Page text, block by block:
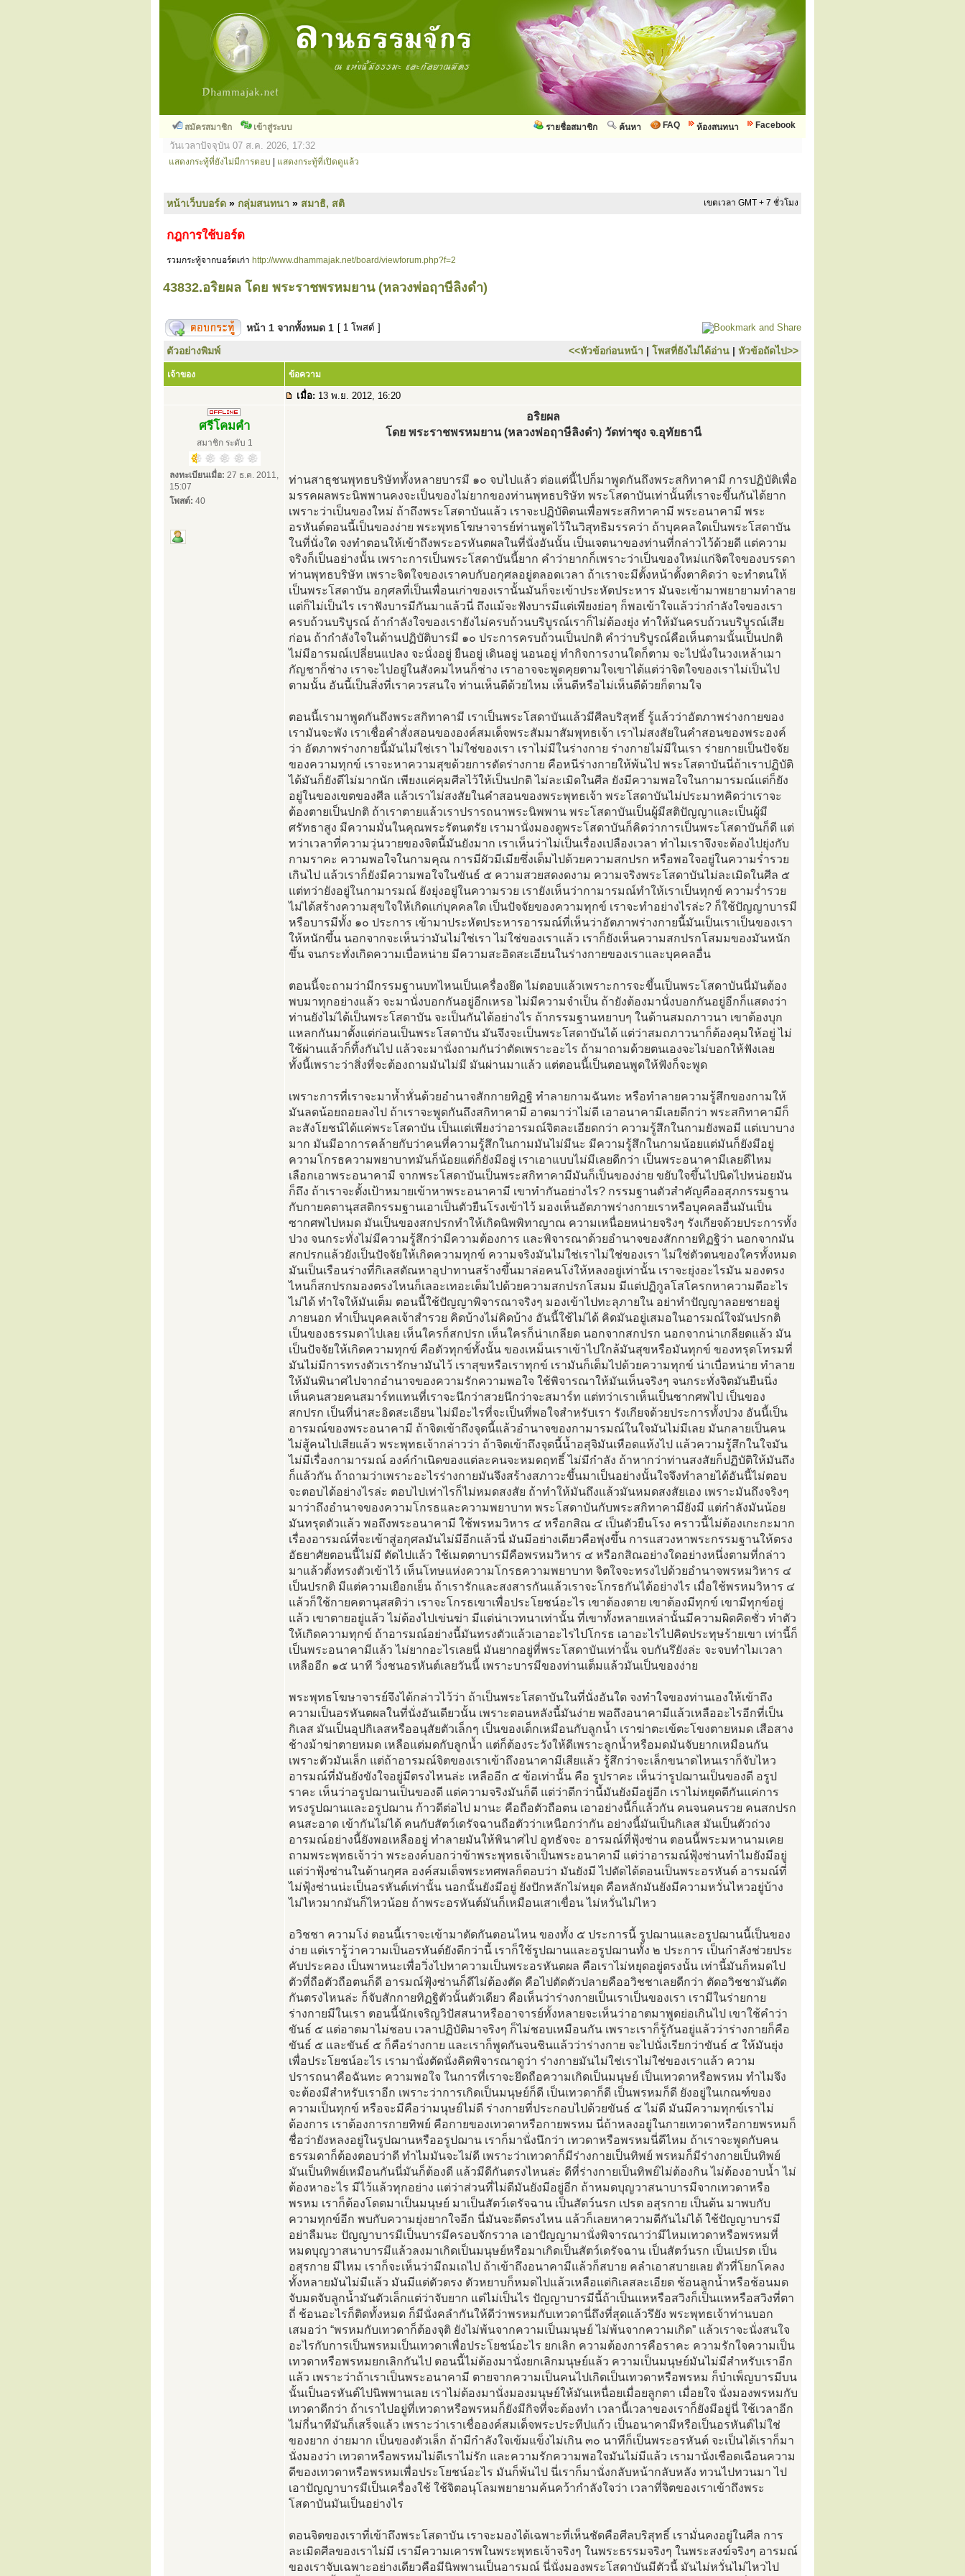
สมัครสมาชิก เข้าสู่ระบบ Facebook
ห้องสนทนา
FAQ
ค้นหา
รายชื่อสมาชิก
วันเวลาปัจจุบัน 07 ส.ค. 2026, 17:32
แสดงกระทู้ที่ยังไม่มีการตอบ แสดงกระทู้ที่เปิดดูแล้ว
หน้าเว็บบอร์ด » กลุ่มสนทนา » สมาธิ, สติ เขตเวลา GMT + 7 ชั่วโมง
กฎการใช้บอร์ด
รวมกระทู้จากบอร์ดเก่า http://www.dhammajak.net/board/viewforum.php?f=2
43832.อริยผล โดย พระราชพรหมยาน (หลวงพ่อฤาษีลิงดำ)
หน้า 1 จากทั้งหมด 1 [ 1 โพสต์ ]
ตัวอย่างพิมพ์ <<หัวข้อก่อนหน้า | โพสที่ยังไม่ได้อ่าน | หัวข้อถัดไป>>
เจ้าของ ข้อความ
เมื่อ: 13 พ.ย. 2012, 16:20
ศรีโคมคำ
สมาชิก ระดับ 1
ลงทะเบียนเมื่อ: 27 ธ.ค. 2011,
15:07
โพสต์: 40
อริยผล
โดย พระราชพรหมยาน (หลวงพ่อฤาษีลิงดำ) วัดท่าซุง จ.อุทัยธานี
ท่านสาธุชนพุทธบริษัททั้งหลายบารมี ๑๐ จบไปแล้ว ต่อแต่นี้ไปก็มาพูดกันถึงพระสกิทาคามี การปฏิบัติเพื่อ
มรรคผลพระนิพพานคงจะเป็นของไม่ยากของท่านพุทธบริษัท พระโสดาบันเท่านั้นที่เราจะขึ้นกันได้ยาก
เพราะว่าเป็นของใหม่ ถ้าถึงพระโสดาบันแล้ว เราจะปฏิบัติตนเพื่อพระสกิทาคามี พระอนาคามี พระ
อรหันต์ตอนนี้เป็นของง่าย พระพุทธโฆษาจารย์ท่านพูดไว้ในวิสุทธิมรรคว่า ถ้าบุคคลใดเป็นพระโสดาบัน
ในที่นั่งใด จงทำตอนให้เข้าถึงพระอรหันตผลในที่นั่งอันนั้น เป็นเจตนาของท่านที่กล่าวไว้ด้วยดี แต่ความ
จริงก็เป็นอย่างนั้น เพราะการเป็นพระโสดาบันนี้ยาก คำว่ายากก็เพราะว่าเป็นของใหม่แก่จิตใจของบรรดา
ท่านพุทธบริษัท เพราะจิตใจของเราคบกับอกุศลอยู่ตลอดเวลา ถ้าเราจะมีตั้งหน้าตั้งตาคิดว่า จะทำตนให้
เป็นพระโสดาบัน อกุศลที่เป็นเพื่อนเก่าของเรานั้นมันก็จะเข้าประหัตประหาร มันจะเข้ามาพยายามทำลาย
แต่ก็ไม่เป็นไร เราฟังบารมีกันมาแล้วนี่ ถึงแม้จะฟังบารมีแต่เพียงย่อๆ ก็พอเข้าใจแล้วว่ากำลังใจของเรา
ครบถ้วนบริบูรณ์ ถ้ากำลังใจของเรายังไม่ครบถ้วนบริบูรณ์เราก็ไม่ต้องยุ่ง ทำให้มันครบถ้วนบริบูรณ์เสีย
ก่อน ถ้ากำลังใจในด้านปฏิบัติบารมี ๑๐ ประการครบถ้วนเป็นปกติ คำว่าบริบูรณ์คือเห็นตามนั้นเป็นปกติ
ไม่มีอารมณ์เปลี่ยนแปลง จะนั่งอยู่ ยืนอยู่ เดินอยู่ นอนอยู่ ทำกิจการงานใดก็ตาม จะไปนั่งในวงเหล้าเมา
กัญชาก็ช่าง เราจะไปอยู่ในสังคมไหนก็ช่าง เราอาจจะพูดคุยตามใจเขาได้แต่ว่าจิตใจของเราไม่เป็นไป
ตามนั้น อันนี้เป็นสิ่งที่เราควรสนใจ ท่านเห็นดีด้วยไหม เห็นดีหรือไม่เห็นดีด้วยก็ตามใจ
ตอนนี้เรามาพูดกันถึงพระสกิทาคามี เราเป็นพระโสดาบันแล้วมีศีลบริสุทธิ์ รู้แล้วว่าอัตภาพร่างกายของ
เรามันจะพัง เราเชื่อคำสั่งสอนขององค์สมเด็จพระสัมมาสัมพุทธเจ้า เราไม่สงสัยในคำสอนของพระองค์
ว่า อัตภาพร่างกายนี้มันไม่ใช่เรา ไม่ใช่ของเรา เราไม่มีในร่างกาย ร่างกายไม่มีในเรา ร่ายกายเป็นปัจจัย
ของความทุกข์ เราจะหาความสุขด้วยการตัดร่างกาย คือหนีร่างกายให้พ้นไป พระโสดาบันนี่ถ้าเราปฏิบัติ
ได้มันก็ยังดีไม่มากนัก เพียงแค่คุมศีลไว้ให้เป็นปกติ ไม่ละเมิดในศีล ยังมีความพอใจในกามารมณ์แต่ก็ยัง
อยู่ในของเขตของศีล แล้วเราไม่สงสัยในคำสอนของพระพุทธเจ้า พระโสดาบันไม่ประมาทคิดว่าเราจะ
ต้องตายเป็นปกติ ถ้าเราตายแล้วเราปรารถนาพระนิพพาน พระโสดาบันเป็นผู้มีสติปัญญาและเป็นผู้มี
ศรัทธาสูง มีความมั่นในคุณพระรัตนตรัย เรามานั่งมองดูพระโสดาบันก็คิดว่าการเป็นพระโสดาบันก็ดี แต่
ทว่าเวลาที่ความวุ่นวายของจิตนี้มันยังมาก เราเห็นว่าไม่เป็นเรื่องเปลืองเวลา ทำไมเราจึงจะต้องไปยุ่งกับ
กามราคะ ความพอใจในกามคุณ การมีผัวมีเมียซึ่งเต็มไปด้วยความสกปรก หรือพอใจอยู่ในความร่ำรวย
เกินไป แล้วเราก็ยังมีความพอใจในขันธ์ ๕ ความสวยสดงดงาม ความจริงพระโสดาบันไม่ละเมิดในศีล ๕
แต่ทว่ายังอยู่ในกามารมณ์ ยังยุ่งอยู่ในความรวย เรายังเห็นว่ากามารมณ์ทำให้เราเป็นทุกข์ ความร่ำรวย
ไม่ได้สร้างความสุขใจให้เกิดแก่บุคคลใด เป็นปัจจัยของความทุกข์ เราจะทำอย่างไรล่ะ? ก็ใช้ปัญญาบารมี
หรือบารมีทั้ง ๑๐ ประการ เข้ามาประหัตประหารอารมณ์ที่เห็นว่าอัตภาพร่างกายนี้มันเป็นเราเป็นของเรา
ให้หนักขึ้น นอกจากจะเห็นว่ามันไม่ใช่เรา ไม่ใช่ของเราแล้ว เราก็ยังเห็นความสกปรกโสมมของมันหนัก
ขึ้น จนกระทั่งเกิดความเบื่อหน่าย มีความสะอิดสะเอียนในร่างกายของเราและบุคคลอื่น
ตอนนี้จะถามว่ามีกรรมฐานบทไหนเป็นเครื่องยึด ไม่ตอบแล้วเพราะการจะขึ้นเป็นพระโสดาบันนี่มันต้อง
พบมาทุกอย่างแล้ว จะมานั่งบอกกันอยู่อีกเหรอ ไม่มีความจำเป็น ถ้ายังต้องมานั่งบอกกันอยู่อีกก็แสดงว่า
ท่านยังไม่ได้เป็นพระโสดาบัน จะเป็นกันได้อย่างไร ถ้ากรรมฐานหยาบๆ ในด้านสมถภาวนา เขาต้องบุก
แหลกกันมาตั้งแต่ก่อนเป็นพระโสดาบัน มันจึงจะเป็นพระโสดาบันได้ แต่ว่าสมถภาวนาก็ต้องคุมให้อยู่ ไม่
ใช้ผ่านแล้วก็ทิ้งกันไป แล้วจะมานั่งถามกันว่าตัดเพราะอะไร ถ้ามาถามด้วยตนเองจะไม่บอกให้ฟังเลย
ทั้งนี้เพราะว่าสิ่งที่จะต้องถามมันไม่มี มันผ่านมาแล้ว แต่ตอนนี้เป็นตอนพูดให้ฟังก็จะพูด
เพราะการที่เราจะมาห้ำหั่นด้วยอำนาจสักกายทิฏฐิ ทำลายกามฉันทะ หรือทำลายความรู้สึกของกามให้
มันลดน้อยถอยลงไป ถ้าเราจะพูดกันถึงสกิทาคามี อาตมาว่าไม่ดี เอาอนาคามีเลยดีกว่า พระสกิทาคามีก็
ละสังโยชน์ได้แค่พระโสดาบัน เป็นแต่เพียงว่าอารมณ์จิตละเอียดกว่า ความรู้สึกในกามยังพอมี แต่เบาบาง
มาก มันมีอาการคล้ายกับว่าคนที่ความรู้สึกในกามมันไม่มีนะ มีความรู้สึกในกามน้อยแต่มันก็ยังมีอยู่
ความโกรธความพยาบาทมันก็น้อยแต่ก็ยังมีอยู่ เราเอาแบบไม่มีเลยดีกว่า เป็นพระอนาคามีเลยดีไหม
เลือกเอาพระอนาคามี จากพระโสดาบันเป็นพระสกิทาคามีมันก็เป็นของง่าย ขยับใจขึ้นไปนิดไปหน่อยมัน
ก็ถึง ถ้าเราจะตั้งเป้าหมายเข้าหาพระอนาคามี เขาทำกันอย่างไร? กรรมฐานตัวสำคัญคืออสุภกรรมฐาน
กับกายคตานุสสติกรรมฐานเอาเป็นตัวยืนโรงเข้าไว้ มองเห็นอัตภาพร่างกายเราหรือบุคคลอื่นมันเป็น
ซากศพไปหมด มันเป็นของสกปรกทำให้เกิดนิพพิทาญาณ ความเหนื่อยหน่ายจริงๆ รังเกียจด้วยประการทั้ง
ปวง จนกระทั่งไม่มีความรู้สึกว่ามีความต้องการ และพิจารณาด้วยอำนาจของสักกายทิฏฐิว่า นอกจากมัน
สกปรกแล้วยังเป็นปัจจัยให้เกิดความทุกข์ ความจริงมันไม่ใช่เราไม่ใช่ของเรา ไม่ใช่ตัวตนของใครทั้งหมด
มันเป็นเรือนร่างที่กิเลสตัณหาอุปาทานสร้างขึ้นมาล่อคนโง่ให้หลงอยู่เท่านั้น เราจะยุ่งอะไรมัน มองตรง
ไหนก็สกปรกมองตรงไหนก็เลอะเทอะเต็มไปด้วยความสกปรกโสมม มีแต่ปฏิกูลโสโครกหาความดีอะไร
ไม่ได้ ทำใจให้มันเต็ม ตอนนี้ใช้ปัญญาพิจารณาจริงๆ มองเข้าไปทะลุภายใน อย่าทำปัญญาลอยชายอยู่
ภายนอก ทำเป็นบุคคลเจ้าสำรวย คิดบ้างไม่คิดบ้าง อันนี้ใช้ไม่ได้ คิดมันอยู่เสมอในอารมณ์ใจมันปรกติ
เป็นของธรรมดาไปเลย เห็นใครก็สกปรก เห็นใครก็น่าเกลียด นอกจากสกปรก นอกจากน่าเกลียดแล้ว มัน
เป็นปัจจัยให้เกิดความทุกข์ คือตัวทุกข์ทั้งนั้น ของเหม็นเราเข้าไปใกล้มันสุขหรือมันทุกข์ ของทรุดโทรมที่
มันไม่มีการทรงตัวเรารักษามันไว้ เราสุขหรือเราทุกข์ เรามันก็เต็มไปด้วยความทุกข์ น่าเบื่อหน่าย ทำลาย
ให้มันพินาศไปจากอำนาจของความรักความพอใจ ใช้พิจารณาให้มันเห็นจริงๆ จนกระทั่งจิตมันยืนนิ่ง
เห็นคนสวยคนสมาร์ทแทนที่เราจะนึกว่าสวยนึกว่าจะสมาร์ท แต่ทว่าเราเห็นเป็นซากศพไป เป็นของ
สกปรก เป็นที่น่าสะอิดสะเอียน ไม่มีอะไรที่จะเป็นที่พอใจสำหรับเรา รังเกียจด้วยประการทั้งปวง อันนี้เป็น
อารมณ์ของพระอนาคามี ถ้าจิตเข้าถึงจุดนี้แล้วอำนาจของกามารมณ์ในใจมันไม่มีเลย มันกลายเป็นคน
ไม่สู้คนไปเสียแล้ว พระพุทธเจ้ากล่าวว่า ถ้าจิตเข้าถึงจุดนี้น้ำอสุจิมันเหือดแห้งไป แล้วความรู้สึกในใจมัน
ไม่มีเรื่องกามารมณ์ องค์กำเนิดของแต่ละคนจะหมดฤทธิ์ ไม่มีกำลัง ถ้าหากว่าท่านสงสัยก็ปฏิบัติให้มันถึง
ก็แล้วกัน ถ้าถามว่าเพราะอะไรร่างกายมันจึงสร้างสภาวะขึ้นมาเป็นอย่างนั้นใจจึงทำลายได้อันนี้ไม่ตอบ
จะตอบได้อย่างไรล่ะ ตอบไปเท่าไรก็ไม่หมดสงสัย ถ้าทำให้มันถึงแล้วมันหมดสงสัยเอง เพราะมันถึงจริงๆ
มาว่าถึงอำนาจของความโกรธและความพยาบาท พระโสดาบันกับพระสกิทาคามียังมี แต่กำลังมันน้อย
มันทรุดตัวแล้ว พอถึงพระอนาคามี ใช้พรหมวิหาร ๔ หรือกสิณ ๔ เป็นตัวยืนโรง คราวนี้ไม่ต้องเกะกะมาก
เรื่องอารมณ์ที่จะเข้าสู่อกุศลมันไม่มีอีกแล้วนี่ มันมีอย่างเดียวคือพุ่งขึ้น การแสวงหาพระกรรมฐานให้ตรง
อัธยาศัยตอนนี้ไม่มี ตัดไปแล้ว ใช้เมตตาบารมีคือพรหมวิหาร ๔ หรือกสิณอย่างใดอย่างหนึ่งตามที่กล่าว
มาแล้วตั้งทรงตัวเข้าไว้ เห็นโทษแห่งความโกรธความพยาบาท จิตใจจะทรงไปด้วยอำนาจพรหมวิหาร ๔
เป็นปรกติ มีแต่ความเยือกเย็น ถ้าเรารักและสงสารกันแล้วเราจะโกรธกันได้อย่างไร เมื่อใช้พรหมวิหาร ๔
แล้วก็ใช้กายคตานุสสติว่า เราจะโกรธเขาเพื่อประโยชน์อะไร เขาต้องตาย เขาต้องมีทุกข์ เขามีทุกข์อยู่
แล้ว เขาตายอยู่แล้ว ไม่ต้องไปเข่นฆ่า มีแต่น่าเวทนาเท่านั้น ที่เขาทั้งหลายเหล่านั้นมีความผิดคิดชั่ว ทำตัว
ให้เกิดความทุกข์ ถ้าอารมณ์อย่างนี้มันทรงตัวแล้วเอาอะไรไปโกรธ เอาอะไรไปคิดประทุษร้ายเขา เท่านี้ก็
เป็นพระอนาคามีแล้ว ไม่ยากอะไรเลยนี่ มันยากอยู่ที่พระโสดาบันเท่านั้น จบกันรึยังล่ะ จะจบทำไมเวลา
เหลืออีก ๑๕ นาที วิ่งชนอรหันต์เลยวันนี้ เพราะบารมีของท่านเต็มแล้วมันเป็นของง่าย
พระพุทธโฆษาจารย์จึงได้กล่าวไว้ว่า ถ้าเป็นพระโสดาบันในที่นั่งอันใด จงทำใจของท่านเองให้เข้าถึง
ความเป็นอรหันตผลในที่นั่งอันเดียวนั้น เพราะตอนหลังนี้มันง่าย พอถึงอนาคามีแล้วเหลืออะไรอีกที่เป็น
กิเลส มันเป็นอุปกิเลสหรืออนุสัยตัวเล็กๆ เป็นของเด็กเหมือนกับลูกน้ำ เราฆ่าตะเข้ตะโขงตายหมด เสือสาง
ช้างม้าฆ่าตายหมด เหลือแต่มดกับลูกน้ำ แต่ก็ต้องระวังให้ดีเพราะลูกน้ำหรือมดมันจับยากเหมือนกัน
เพราะตัวมันเล็ก แต่ถ้าอารมณ์จิตของเราเข้าถึงอนาคามีเสียแล้ว รู้สึกว่าจะเล็กขนาดไหนเราก็จับไหว
อารมณ์ที่มันยังขังใจอยู่มีตรงไหนล่ะ เหลืออีก ๕ ข้อเท่านั้น คือ รูปราคะ เห็นว่ารูปฌานเป็นของดี อรูป
ราคะ เห็นว่าอรูปฌานเป็นของดี แต่ความจริงมันก็ดี แต่ว่าดีกว่านี้มันยังมีอยู่อีก เราไม่หยุดดีกันแค่การ
ทรงรูปฌานและอรูปฌาน ก้าวดีต่อไป มานะ คือถือตัวถือตน เอาอย่างนี้ก็แล้วกัน คนจนคนรวย คนสกปรก
คนสะอาด เข้ากันไม่ได้ คนกับสัตว์เดรัจฉานถือตัวว่าเหนือกว่ากัน อย่างนี้มันเป็นกิเลส มันเป็นตัวถ่วง
อารมณ์อย่างนี้ยังพอเหลืออยู่ ทำลายมันให้พินาศไป อุทธัจจะ อารมณ์ที่ฟุ้งซ่าน ตอนนี้พระมหานามเคย
ถามพระพุทธเจ้าว่า พระองค์บอกว่าข้าพระพุทธเจ้าเป็นพระอนาคามี แต่ว่าอารมณ์ฟุ้งซ่านทำไมยังมีอยู่
แต่ว่าฟุ้งซ่านในด้านกุศล องค์สมเด็จพระทศพลก็ตอบว่า มันยังมี ไปตัดได้ตอนเป็นพระอรหันต์ อารมณ์ที่
ไม่ฟุ้งซ่านน่ะเป็นอรหันต์เท่านั้น นอกนั้นยังมีอยู่ ยังปักหลักไม่หยุด คือหลักมันยังมีความหวั่นไหวอยู่บ้าง
ไม่ไหวมากมันก็ไหวน้อย ถ้าพระอรหันต์มันก็เหมือนเสาเขื่อน ไม่หวั่นไม่ไหว
อวิชชา ความโง่ ตอนนี้เราจะเข้ามาตัดกันตอนไหน ของทั้ง ๕ ประการนี้ รูปฌานและอรูปฌานนี้เป็นของ
ง่าย แต่เรารู้ว่าความเป็นอรหันต์ยังดีกว่านี้ เราก็ใช้รูปฌานและอรูปฌานทั้ง ๒ ประการ เป็นกำลังช่วยประ
คับประคอง เป็นพาหนะเพื่อวิ่งไปหาความเป็นพระอรหันตผล คือเราไม่หยุดอยู่ตรงนั้น เท่านี้มันก็หมดไป
ตัวที่ถือตัวถือตนก็ดี อารมณ์ฟุ้งซ่านก็ดีไม่ต้องตัด คือไปตัดตัวปลายคืออวิชชาเลยดีกว่า ตัดอวิชชามันตัด
กันตรงไหนล่ะ ก็จับสักกายทิฏฐิตัวนั้นตัวเดียว คือเห็นว่าร่างกายเป็นเราเป็นของเรา เรามีในร่ายกาย
ร่างกายมีในเรา ตอนนี้นักเจริญวิปัสสนาหรืออาจารย์ทั้งหลายจะเห็นว่าอาตมาพูดย่อเกินไป เขาใช้คำว่า
ขันธ์ ๕ แต่อาตมาไม่ชอบ เวลาปฏิบัติมาจริงๆ ก็ไม่ชอบเหมือนกัน เพราะเราก็รู้กันอยู่แล้วว่าร่างกายก็คือ
ขันธ์ ๕ และขันธ์ ๕ ก็คือร่างกาย และเราก็พูดกันจนชินแล้วว่าร่างกาย จะไปนั่งเรียกว่าขันธ์ ๕ ให้มันยุ่ง
เพื่อประโยชน์อะไร เรามานั่งตัดนั่งคิดพิจารณาดูว่า ร่างกายมันไม่ใช่เราไม่ใช่ของเราแล้ว ความ
ปรารถนาคือฉันทะ ความพอใจ ในการที่เราจะยึดถือความเกิดเป็นมนุษย์ เป็นเทวดาหรือพรหม ทำไมจึง
จะต้องมีสำหรับเราอีก เพราะว่าการเกิดเป็นมนุษย์ก็ดี เป็นเทวดาก็ดี เป็นพรหมก็ดี ยังอยู่ในเกณฑ์ของ
ความเป็นทุกข์ หรือจะมีคือว่ามนุษย์ไม่ดี ร่างกายที่ประกอบไปด้วยขันธ์ ๕ ไม่ดี มันมีความทุกข์เราไม่
ต้องการ เราต้องการกายทิพย์ คือกายของเทวดาหรือกายพรหม นี่ถ้าหลงอยู่ในกายเทวดาหรือกายพรหมก็
ชื่อว่ายังหลงอยู่ในรูปฌานหรืออรูปฌาน เราก็มานั่งนึกว่า เทวดาหรือพรหมนี่ดีไหม ถ้าเราจะพูดกับคน
ธรรมดาก็ต้องตอบว่าดี ทำไมมันจะไม่ดี เพราะว่าเทวดาก็มีร่างกายเป็นทิพย์ พรหมก็มีร่างกายเป็นทิพย์
มันเป็นทิพย์เหมือนกันนี่มันก็ต้องดี แล้วมีดีกันตรงไหนล่ะ ดีที่ร่างกายเป็นทิพย์ไม่ต้องกิน ไม่ต้องอาบน้ำ ไม่
ต้องหาอะไร มีไว้แล้วทุกอย่าง แต่ว่าส่วนที่ไม่ดีมันยังมีอยู่อีก ถ้าหมดบุญวาสนาบารมีจากเทวดาหรือ
พรหม เราก็ต้องโดดมาเป็นมนุษย์ มาเป็นสัตว์เดรัจฉาน เป็นสัตว์นรก เปรต อสุรกาย เป็นต้น มาพบกับ
ความทุกข์อีก พบกับความยุ่งยากใจอีก นี่มันจะดีตรงไหน แล้วก็เลยหาความดีกันไม่ได้ ใช้ปัญญาบารมี
อย่าลืมนะ ปัญญาบารมีเป็นบารมีครอบจักรวาล เอาปัญญามานั่งพิจารณาว่ามีไหมเทวดาหรือพรหมที่
หมดบุญวาสนาบารมีแล้วลงมาเกิดเป็นมนุษย์หรือมาเกิดเป็นสัตว์เดรัจฉาน เป็นสัตว์นรก เป็นเปรต เป็น
อสุรกาย มีไหม เราก็จะเห็นว่ามีถมเถไป ถ้าเข้าถึงอนาคามีแล้วก็สบาย คลำเอาสบายเลย ตัวที่โยกโคลง
ทั้งหลายมันไม่มีแล้ว มันมีแต่ตัวตรง ตัวหยาบก็หมดไปแล้วเหลือแต่กิเลสละเอียด ช้อนลูกน้ำหรือช้อนมด
จับมดจับลูกน้ำมันตัวเล็กแต่ว่าจับยาก แต่ไม่เป็นไร ปัญญาบารมีนี้ถ้าเป็นแหหรือสวิงก็เป็นแหหรือสวิงที่ตา
ถี่ ช้อนอะไรก็ติดทั้งหมด ก็มีนั่งคลำกันให้ดีว่าพรหมกับเทวดานี่ถึงที่สุดแล้วรึยัง พระพุทธเจ้าท่านบอก
เสมอว่า “พรหมกับเทวดาก็ต้องจุติ ยังไม่พ้นจากความเป็นมนุษย์ ไม่พ้นจากความเกิด” แล้วเราจะนั่งสนใจ
อะไรกับการเป็นพรหมเป็นเทวดาเพื่อประโยชน์อะไร ยกเลิก ความต้องการคือราคะ ความรักใจความเป็น
เทวดาหรือพรหมยกเลิกกันไป ตอนนี้ไม่ต้องมานั่งยกเลิกมนุษย์แล้ว ความเป็นมนุษย์มันไม่มีสำหรับเราอีก
แล้ว เพราะว่าถ้าเราเป็นพระอนาคามี ตายจากความเป็นคนไปเกิดเป็นเทวดาหรือพรหม ก็บำเพ็ญบารมีบน
นั้นเป็นอรหันต์ไปนิพพานเลย เราไม่ต้องมานั่งมองมนุษย์ให้มันเหนื่อยเมื่อยลูกตา เมื่อยใจ นั่งมองพรหมกับ
เทวดาดีกว่า ถ้าเราไปอยู่ที่เทวดาหรือพรหมก็ยังมีกิจที่จะต้องทำ เวลานี้เวลาของเราก็ยังมีอยู่นี่ ใช้เวลาอีก
ไม่กี่นาทีมันก็เสร็จแล้ว เพราะว่าเราเชื่อองค์สมเด็จพระประทีปแก้ว เป็นอนาคามีหรือเป็นอรหันต์ไม่ใช่
ของยาก ง่ายมาก เป็นของตัวเล็ก ถ้ามีกำลังใจเข้มแข็งไม่เกิน ๓๐ นาทีก็เป็นพระอรหันต์ จะเป็นได้เราก็มา
นั่งมองว่า เทวดาหรือพรหมไม่ดีเราไม่รัก และความรักความพอใจมันไม่มีแล้ว เรามานั่งเชือดเฉือนความ
ดีของเทวดาหรือพรหมเพื่อประโยชน์อะไร มันก็พ้นไป นี่เราก็มานั่งกลับหน้ากลับหลัง ทวนไปทวนมา ไป
เอาปัญญาบารมีเป็นเครื่องใช้ ใช้จิตอนุโลมพยายามค้นคว้ากำลังใจว่า เวลาที่จิตของเราเข้าถึงพระ
โสดาบันมันเป็นอย่างไร
ตอนจิตของเราที่เข้าถึงพระโสดาบัน เราจะมองได้เฉพาะที่เห็นชัดคือศีลบริสุทธิ์ เรามั่นคงอยู่ในศีล การ
ละเมิดศีลของเราไม่มี เรามีความเคารพในพระพุทธเจ้าจริงๆ ในพระธรรมจริงๆ ในพระสงฆ์จริงๆ อารมณ์
ของเราจับเฉพาะอย่างเดียวคือมีนิพพานเป็นอารมณ์ นี่นั่งมองพระโสดาบันมีตัวนี้ มันไม่หวั่นไม่ไหวไป